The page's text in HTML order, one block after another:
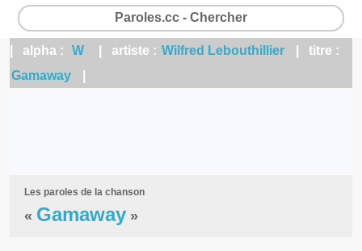
Paroles.cc - Chercher
| alpha : W | artiste : Wilfred Lebouthillier
| titre :
Gamaway
Les paroles de la chanson
« Gamaway »